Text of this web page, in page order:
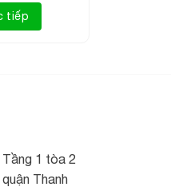
tiếp
Tầng 1 tòa 2
Thanh